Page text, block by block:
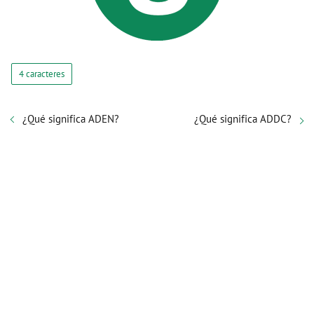
4 caracteres
¿Qué significa ADEN? ¿Qué significa ADDC?